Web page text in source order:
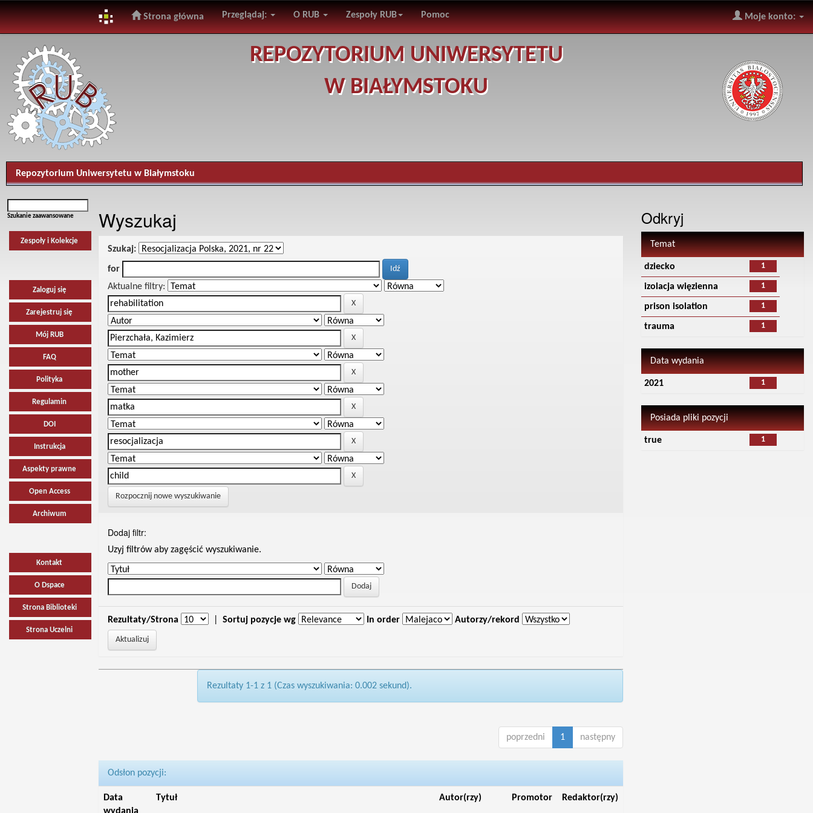
navigation
Strona główna Przeglądaj: O RUB Zespoły RUB Pomoc Moje konto:
REPOZYTORIUM UNIWERSYTETU
W BIAŁYMSTOKU
Repozytorium Uniwersytetu w Białymstoku
Szukanie zaawansowane
Zespoły i Kolekcje
Zaloguj się
Zarejestruj się
Mój RUB
FAQ
Polityka
Regulamin
DOI
Instrukcja
Aspekty prawne
Open Access
Archiwum
Kontakt
O Dspace
Strona Biblioteki
Strona Uczelni
Wyszukaj
Szukaj:
for
Aktualne filtry:
Rozpocznij nowe wyszukiwanie
Dodaj filtr:
Uzyj filtrów aby zagęścić wyszukiwanie.
Rezultaty/Strona Sortuj pozycje wg In order Autorzy/rekord
Rezultaty 1-1 z 1 (Czas wyszukiwania: 0.002 sekund).
poprzedni 1 następny
Odsłon pozycji:
Data
Tytuł Autor(rzy) Promotor Redaktor(rzy)
Odkryj
Temat
1
dziecko
1
izolacja więzienna
1
prison isolation
1
trauma
Data wydania
1
2021
Posiada pliki pozycji
1
true